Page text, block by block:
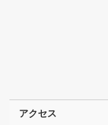
アクセス